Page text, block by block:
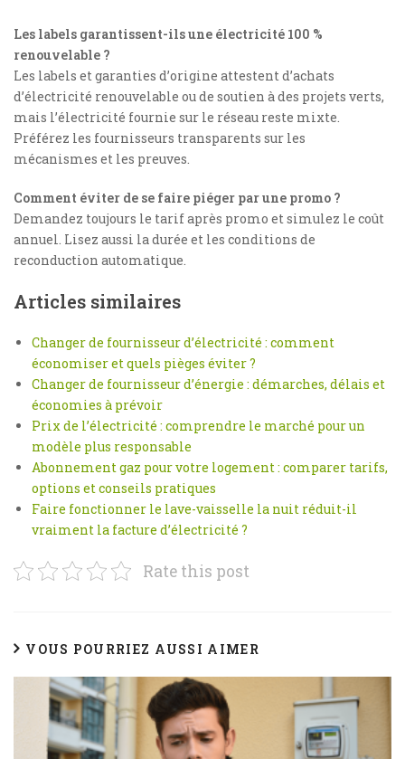
Les labels garantissent-ils une électricité 100 %
renouvelable ?
Les labels et garanties d’origine attestent d’achats
d’électricité renouvelable ou de soutien à des projets verts,
mais l’électricité fournie sur le réseau reste mixte.
Préférez les fournisseurs transparents sur les
mécanismes et les preuves.
Comment éviter de se faire piéger par une promo ?
Demandez toujours le tarif après promo et simulez le coût
annuel. Lisez aussi la durée et les conditions de
reconduction automatique.
Articles similaires
Changer de fournisseur d’électricité : comment
économiser et quels pièges éviter ?
Changer de fournisseur d’énergie : démarches, délais et
économies à prévoir
Prix de l’électricité : comprendre le marché pour un
modèle plus responsable
Abonnement gaz pour votre logement : comparer tarifs,
options et conseils pratiques
Faire fonctionner le lave-vaisselle la nuit réduit-il
vraiment la facture d’électricité ?
Rate this post
VOUS POURRIEZ AUSSI AIMER